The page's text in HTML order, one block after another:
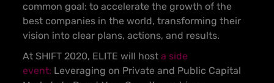
common goal: to accelerate the growth of the
best companies in the world, transforming their
vision into clear plans, actions, and results.
At SHIFT 2020, ELITE will host a side
event: Leveraging on Private and Public Capital